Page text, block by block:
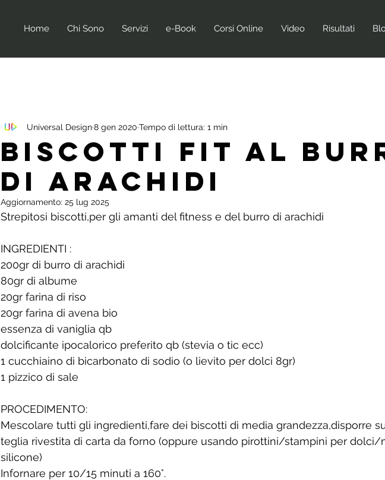
Home Chi Sono Servizi e-Book Corsi Online Video Risultati
BISCOTTI FIT AL
DI ARACHIDI
Universal Design8 gen 2020 Tempo di lettura: 1 min
Aggiornamento: 25 lug 2025
Strepitosi biscotti,per gli amanti del fitness e del burro di arachidi
INGREDIENTI :
200gr di burro di arachidi
80gr di albume
20gr farina di riso
20gr farina di avena bio
essenza di vaniglia qb
dolcificante ipocalorico preferito qb (stevia o tic ecc)
1 cucchiaino di bicarbonato di sodio (o lievito per dolci 8gr)
1 pizzico di sale
PROCEDIMENTO:
Mescolare tutti gli ingredienti,fare dei biscotti di media grandezza,disporre
teglia rivestita di carta da forno (oppure usando pirottini/stampini per dolci/
silicone)
Infornare per 10/15 minuti a 160°.